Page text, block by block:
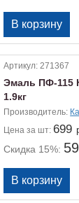
Артикул:271367
Эмаль ПФ-115
1.9кг
Производитель:
Цена за шт:699
Скидка 15%: